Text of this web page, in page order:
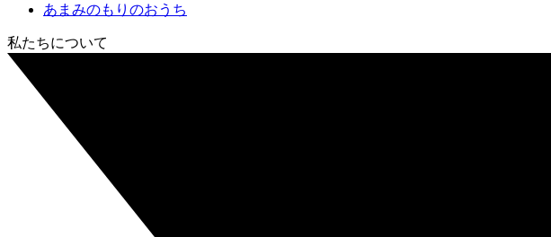
あまみのもりのおうち
私たちについて